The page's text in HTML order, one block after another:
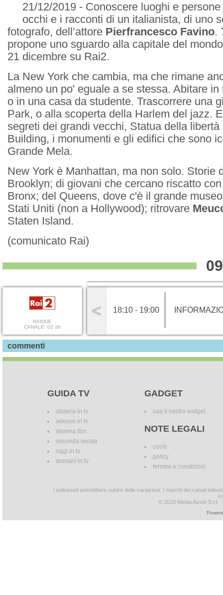
21/12/2019 - Conoscere luoghi e
occhi e i racconti di un italianista, di uno
fotografo, dell’attore Pierfrancesco Favino.
propone uno sguardo alla capitale del
21 dicembre su Rai2.
La New York che cambia, ma che rimane
almeno un po' eguale a se stessa. Abitare
o in una casa da studente. Trascorrere una
Park, o alla scoperta della Harlem del jazz.
segreti dei grandi vecchi, Statua della
Building, i monumenti e gli edifici che sono
Grande Mela.
New York è Manhattan, ma non solo. Storie
Brooklyn; di giovani che cercano riscatto
Bronx; del Queens, dove c'è il grande
Stati Uniti (non a Hollywood); ritrovare
Staten Island.
(comunicato Rai)
RAIDUE
CANALE: 02 dtt
18:10 - 19:00
commenti
GUIDA TV
stasera in tv
adesso in tv
stasera film
seconda serata
oggi in tv
domani in tv
GADGET
usa il nostro widget
NOTE LEGALI
cos'è
policy
termini e condizioni
I palinsesti potrebbero subire delle variazioni. I marchi dei canali
© 2018 Media Asset S.r.l.